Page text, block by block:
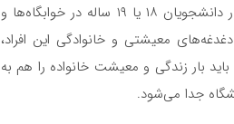
دارآفرین با اشاره به تبعات این تصمیم افزود: پذیرش دانشجوی ۳۰ ساله در کنار دانشجویان ۱۸ یا ۱۹ ساله در خوابگاه‌ها و
معیشتی و خانوادگی این افراد،
بار زندگی و معیشت خانواده را هم به
جدا می‌شود.